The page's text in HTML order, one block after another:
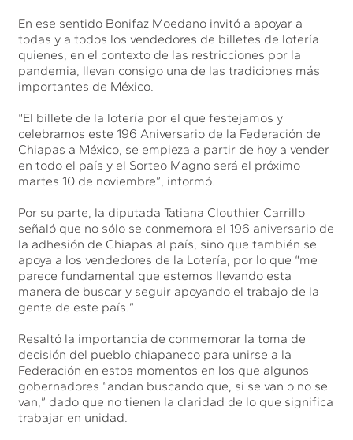
En ese sentido Bonifaz Moedano invitó a apoyar a
todas y a todos los vendedores de billetes de lotería
quienes, en el contexto de las restricciones por la
pandemia, llevan consigo una de las tradiciones más
importantes de México.
“El billete de la lotería por el que festejamos y
celebramos este 196 Aniversario de la Federación de
Chiapas a México, se empieza a partir de hoy a vender
en todo el país y el Sorteo Magno será el próximo
martes 10 de noviembre”, informó.
Por su parte, la diputada Tatiana Clouthier Carrillo
señaló que no sólo se conmemora el 196 aniversario de
la adhesión de Chiapas al país, sino que también se
apoya a los vendedores de la Lotería, por lo que “me
parece fundamental que estemos llevando esta
manera de buscar y seguir apoyando el trabajo de la
gente de este país.”
Resaltó la importancia de conmemorar la toma de
decisión del pueblo chiapaneco para unirse a la
Federación en estos momentos en los que algunos
gobernadores “andan buscando que, si se van o no se
van,” dado que no tienen la claridad de lo que significa
trabajar en unidad.